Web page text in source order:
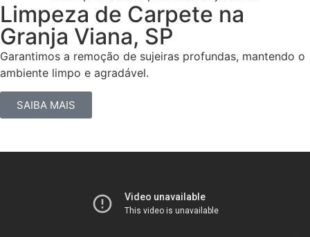
Limpeza de Carpete na
Granja Viana, SP
Garantimos a remoção de sujeiras profundas, mantendo o
ambiente limpo e agradável.
SAIBA MAIS